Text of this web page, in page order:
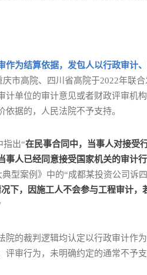
为结算依据，发包人以行政审计
市高院、四川省高院于2022年联
单位的审计意见或者财政评审机
据的，人民法院不予支持。
指出“在民事合同中，当事人对接受
人已经同意接受国家机关的审计
型案例》中的“成都某投资公司诉
下，因施工人不会参与工程审计
的裁判逻辑均认定以行政审计作
审行为，未明确约定的通常不予支